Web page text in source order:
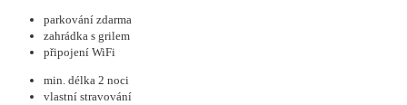
parkování zdarma
zahrádka s grilem
připojení WiFi
min. délka 2 noci
vlastní stravování